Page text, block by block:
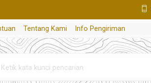
Tentang Kami Info Pengiriman